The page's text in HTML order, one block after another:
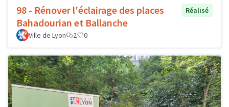
98 - Rénover l'éclairage des places
Bahadourian et Ballanche
Réalisé
Ville de Lyon 2 0